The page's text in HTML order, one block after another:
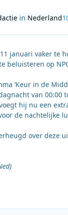
in Nederland
januari vaker te
beluisteren op
‘Keur in de
van
voegt hij nu een
de nachtelijke
over